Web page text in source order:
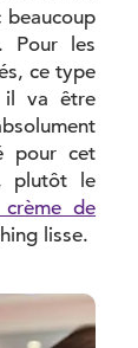
beaucoup
Pour les
ce type
il va être
pour cet
plutôt le
crème de
lisse.